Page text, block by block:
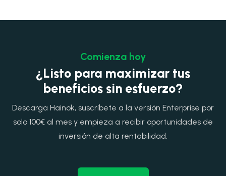
Comienza hoy
¿Listo para maximizar tus
beneficios sin esfuerzo?
Descarga Hainok, suscríbete a la versión Enterprise por
solo 100€ al mes y empieza a recibir oportunidades de
inversión de alta rentabilidad.